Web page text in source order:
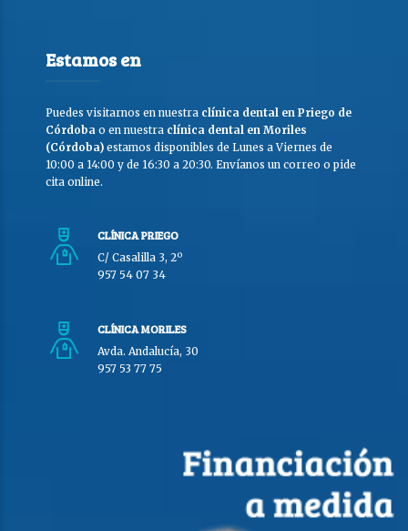
Estamos en
Puedes visitarnos en nuestra clínica dental en Priego de
Córdoba o en nuestra clínica dental en Moriles
(Córdoba) estamos disponibles de Lunes a Viernes de
10:00 a 14:00 y de 16:30 a 20:30. Envíanos un correo o pide
cita online.
CLÍNICA PRIEGO
C/ Casalilla 3, 2º
957 54 07 34
CLÍNICA MORILES
Avda. Andalucía, 30
957 53 77 75